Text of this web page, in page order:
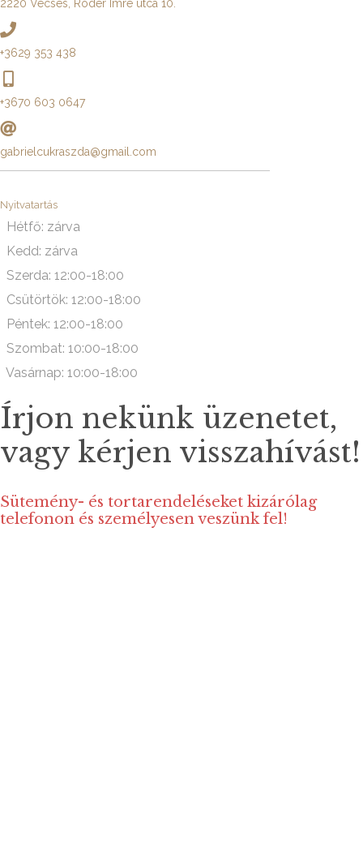
2220 Vecsés, Róder Imre utca 10.
+3629 353 438
+3670 603 0647
gabrielcukraszda@gmail.com
Nyitvatartás
Hétfő: zárva
Kedd: zárva
Szerda: 12:00-18:00
Csütörtök: 12:00-18:00
Péntek: 12:00-18:00
Szombat: 10:00-18:00
Vasárnap: 10:00-18:00
Írjon nekünk üzenetet,
vagy kérjen visszahívást!
Sütemény- és tortarendeléseket kizárólag
telefonon és személyesen veszünk fel!